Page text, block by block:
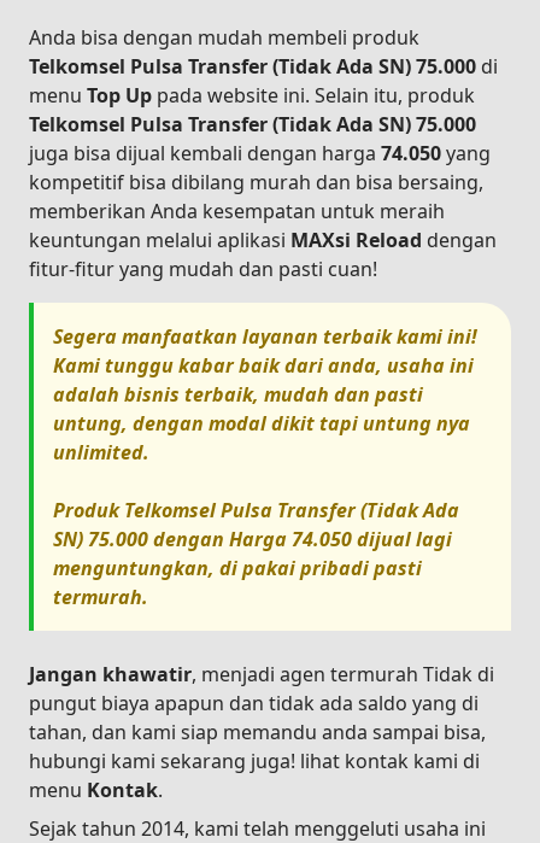
Anda bisa dengan mudah membeli produk
Telkomsel Pulsa Transfer (Tidak Ada SN) 75.000 di
menu Top Up pada website ini. Selain itu, produk
Telkomsel Pulsa Transfer (Tidak Ada SN) 75.000
juga bisa dijual kembali dengan harga 74.050yang
kompetitif bisa dibilang murah dan bisa bersaing,
memberikan Anda kesempatan untuk meraih
keuntungan melalui aplikasi MAXsi Reload dengan
fitur-fitur yang mudah dan pasti cuan!
Segera manfaatkan layanan terbaik kami ini!
Kami tunggu kabar baik dari anda, usaha ini
adalah bisnis terbaik, mudah dan pasti
untung, dengan modal dikit tapi untung nya
unlimited.
ProdukTelkomsel Pulsa Transfer (Tidak Ada
SN) 75.000dengan Harga74.050dijual lagi
menguntungkan, di pakai pribadi pasti
termurah.
Jangan khawatir, menjadi agen termurah Tidak di
pungut biaya apapun dan tidak ada saldo yang di
tahan, dan kami siap memandu anda sampai bisa,
hubungi kami sekarang juga! lihat kontak kami di
menu Kontak.
Sejak tahun 2014, kami telah menggeluti usaha ini